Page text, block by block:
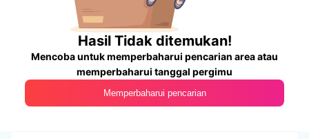
Hasil Tidak ditemukan!
Mencoba untuk memperbaharui pencarian area atau
memperbaharui tanggal pergimu
Memperbaharui pencarian